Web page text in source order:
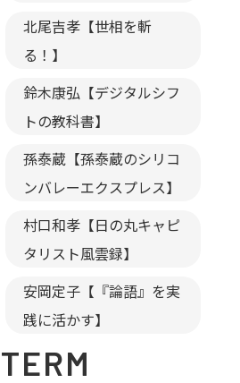
北尾吉孝【世相を斬
る！】
鈴木康弘【デジタルシフ
トの教科書】
孫泰蔵【孫泰蔵のシリコ
ンバレーエクスプレス】
村口和孝【日の丸キャピ
タリスト風雲録】
安岡定子【『論語』を実
践に活かす】
TERM